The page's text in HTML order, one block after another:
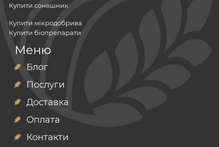
Купити соняшник
Купити мікродобрива
Купити біопрепарати
Купити мінеральні добрива рівне
Купити насінневу сою
Інокулянти ціна
Біологічні інсектициди
Ціна насіння кукурудзи
Зерно сої
Посівний матеріал
Мінеральні добрива
Мікродобрива
Фунгіциди
Потруйники
Адʼюванти
Інокулянти
Посівний матеріал
соя
насіння соняшника
Меню
Блог
Послуги
Доставка
Оплата
Контакти